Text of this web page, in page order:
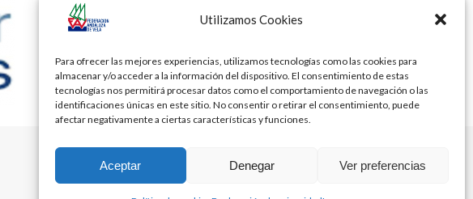
Utilizamos Cookies
Para ofrecer las mejores experiencias, utilizamos tecnologías como las cookies para
almacenar y/o acceder a la información del dispositivo. El consentimiento de estas
tecnologías nos permitirá procesar datos como el comportamiento de navegación o las
identificaciones únicas en este sitio. No consentir o retirar el consentimiento, puede
afectar negativamente a ciertas características y funciones.
Aceptar Denegar Ver preferencias